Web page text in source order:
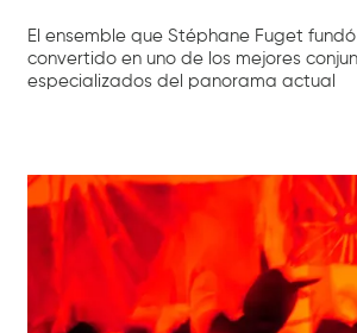
El ensemble que Stéphane Fuget fundó
convertido en uno de los mejores
especializados del panorama actual